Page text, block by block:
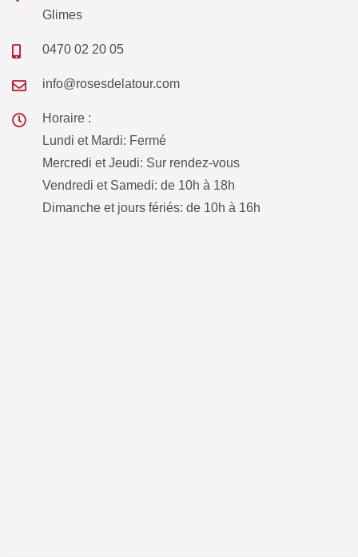
Glimes
0470 02 20 05
info@rosesdelatour.com
Horaire :
Lundi et Mardi: Fermé
Mercredi et Jeudi: Sur rendez-vous
Vendredi et Samedi: de 10h à 18h
Dimanche et jours fériés: de 10h à 16h